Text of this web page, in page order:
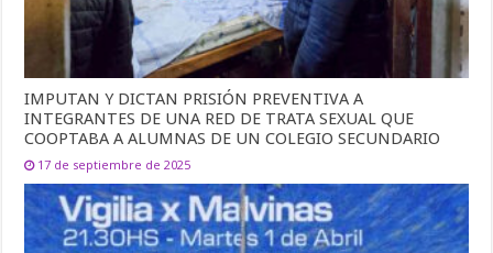
IMPUTAN Y DICTAN PRISIÓN PREVENTIVA A
INTEGRANTES DE UNA RED DE TRATA SEXUAL QUE
COOPTABA A ALUMNAS DE UN COLEGIO SECUNDARIO
17 de septiembre de 2025